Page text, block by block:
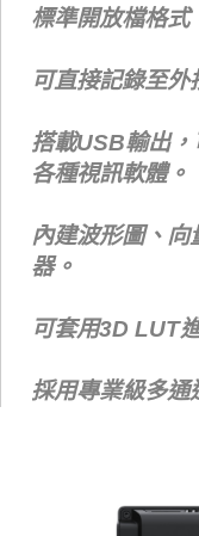
標準開放檔格式
可直接記錄至
搭載USB輸出
各種視訊軟體。
內建波形圖、向
器。
可套用3D LUT
採用專業級多通